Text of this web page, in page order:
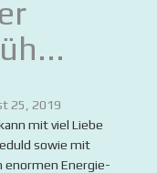
25, 2019
mit viel Liebe
sowie mit
enormen Energie-